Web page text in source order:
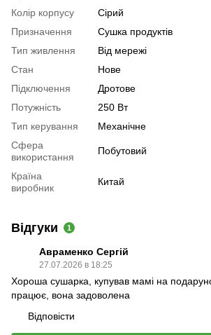
Колір корпусу
Сірий
Призначення
Сушка продуктів
Тип живлення
Від мережі
Стан
Нове
Підключення
Дротове
Потужність
250 Вт
Тип керування
Механічне
Сфера
використання
Побутовий
Країна
виробник
Китай
Відгуки 1
Авраменко Сергій
27.07.2026 в 18:25
Хороша сушарка, купував мамі на
працює, вона задоволена
Відповісти